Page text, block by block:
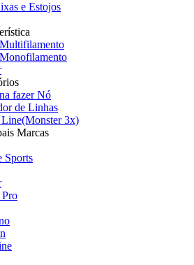
e Estojos
fazer Nó
de Linhas
3x)
Marcas
Sports